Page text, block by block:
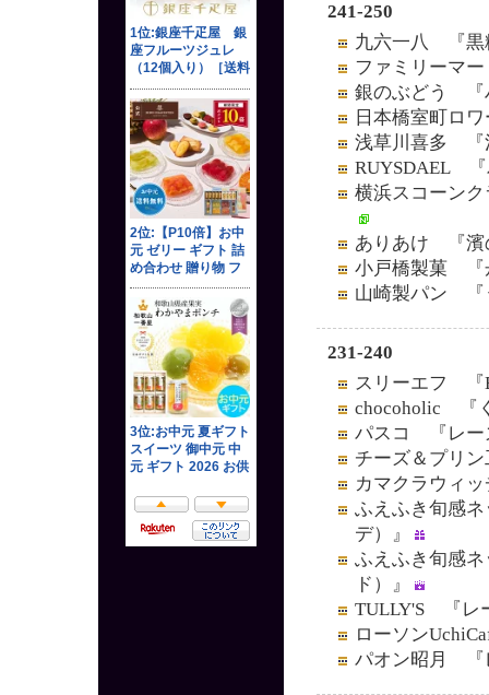
241-250
九六一八 『黒
ファミリーマ
銀のぶどう 『
日本橋室町ロ
浅草川喜多 『
RUYSDAEL 『
横浜スコーン
ありあけ 『濱
小戸橋製菓 『
山崎製パン 『
231-240
スリーエフ 『
chocoholic 『
パスコ 『レー
チーズ＆プリ
カマクラウィ
ふえふき旬感
デ）』
ふえふき旬感
ド）』
TULLY'S 『レ
ローソン
パオン昭月 『